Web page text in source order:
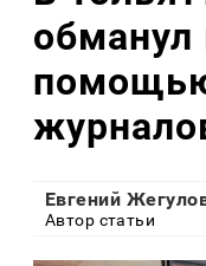
Евгений
Автор статьи